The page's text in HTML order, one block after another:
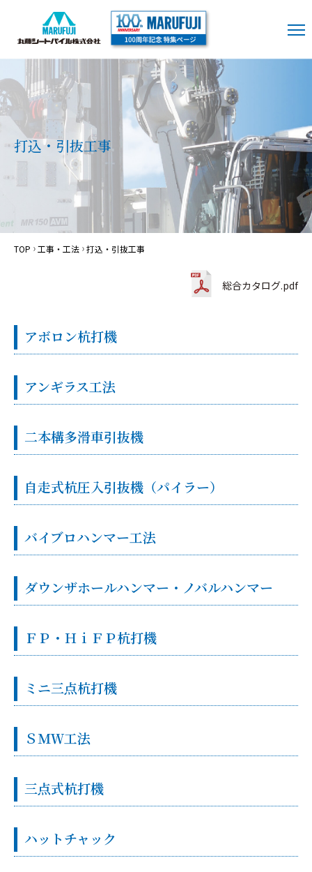
打込・引抜工事
TOP 工事・工法 打込・引抜工事
総合カタログ.pdf
アボロン杭打機
アンギラス工法
二本構多滑車引抜機
自走式杭圧入引抜機（パイラー）
バイブロハンマー工法
ダウンザホールハンマー・ノバルハンマー
ＦＰ・ＨｉＦＰ杭打機
ミニ三点杭打機
ＳＭＷ工法
三点式杭打機
ハットチャック